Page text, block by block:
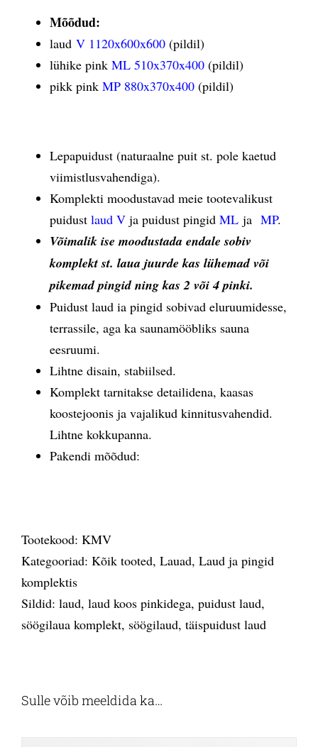
Mõõdud:
laud V 1120x600x600 (pildil)
lühike pink ML 510x370x400 (pildil)
pikk pink MP 880x370x400 (pildil)
Lepapuidust (naturaalne puit st. pole kaetud
viimistlusvahendiga).
Komplekti moodustavad meie tootevalikust
puidust laud V ja puidust pingid ML ja MP.
Võimalik ise moodustada endale sobiv
komplekt st. laua juurde kas lühemad või
pikemad pingid ning kas 2 või 4 pinki.
Puidust laud ia pingid sobivad eluruumidesse,
terrassile, aga ka saunamööbliks sauna
eesruumi.
Lihtne disain, stabiilsed.
Komplekt tarnitakse detailidena, kaasas
koostejoonis ja vajalikud kinnitusvahendid.
Lihtne kokkupanna.
Pakendi mõõdud:
Tootekood: KMV
Kategooriad: Kõik tooted, Lauad, Laud ja pingid
komplektis
Sildid: laud, laud koos pinkidega, puidust laud,
söögilaua komplekt, söögilaud, täispuidust laud
Sulle võib meeldida ka…